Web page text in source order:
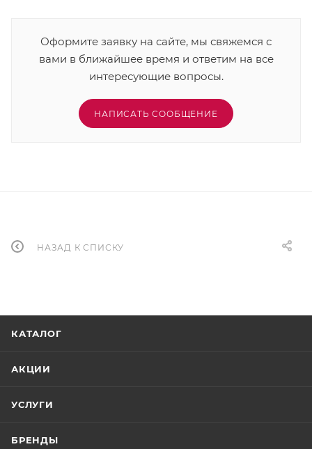
Оформите заявку на сайте, мы свяжемся с
вами в ближайшее время и ответим на все
интересующие вопросы.
НАПИСАТЬ СООБЩЕНИЕ
НАЗАД К СПИСКУ
КАТАЛОГ
АКЦИИ
УСЛУГИ
БРЕНДЫ